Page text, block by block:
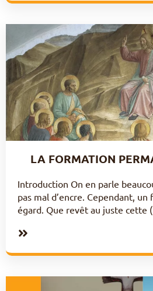
LA FORMATION
Introduction On en parle
pas mal d’encre. Cependant,
égard. Que revêt au juste cette